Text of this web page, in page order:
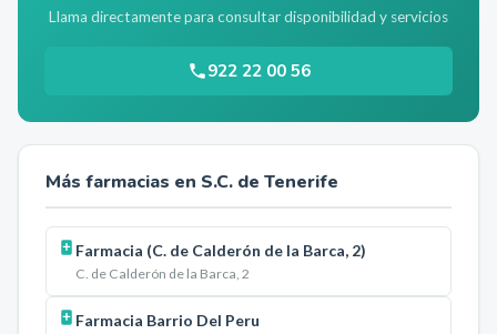
Llama directamente para consultar disponibilidad y servicios
922 22 00 56
Más farmacias en S.C. de Tenerife
Farmacia (C. de Calderón de la Barca, 2)
C. de Calderón de la Barca, 2
Farmacia Barrio Del Peru